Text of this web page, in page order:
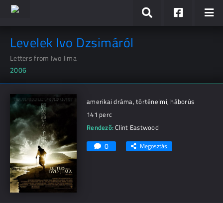
Levelek Ivo Dzsimáról
Letters from Iwo Jima
2006
amerikai dráma, történelmi, háborús
141 perc
Rendező:Clint Eastwood
0 Megosztás